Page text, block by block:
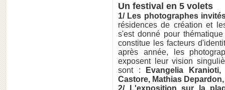
Un festival en 5 volets
1/ Les photographes
résidences de création et
s'est donné pour
constitue les facteurs
après année, les
exposent leur vision
sont :
Evangelia
Castore, Mathias
2/ L'exposition sur la